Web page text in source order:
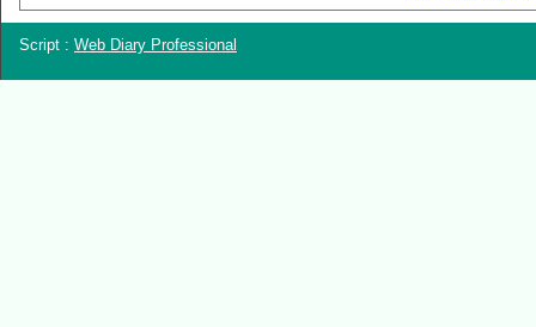
Script : Web Diary Professional